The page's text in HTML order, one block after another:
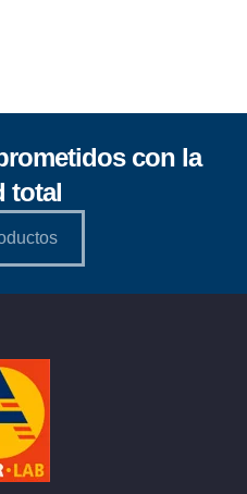
con la
total